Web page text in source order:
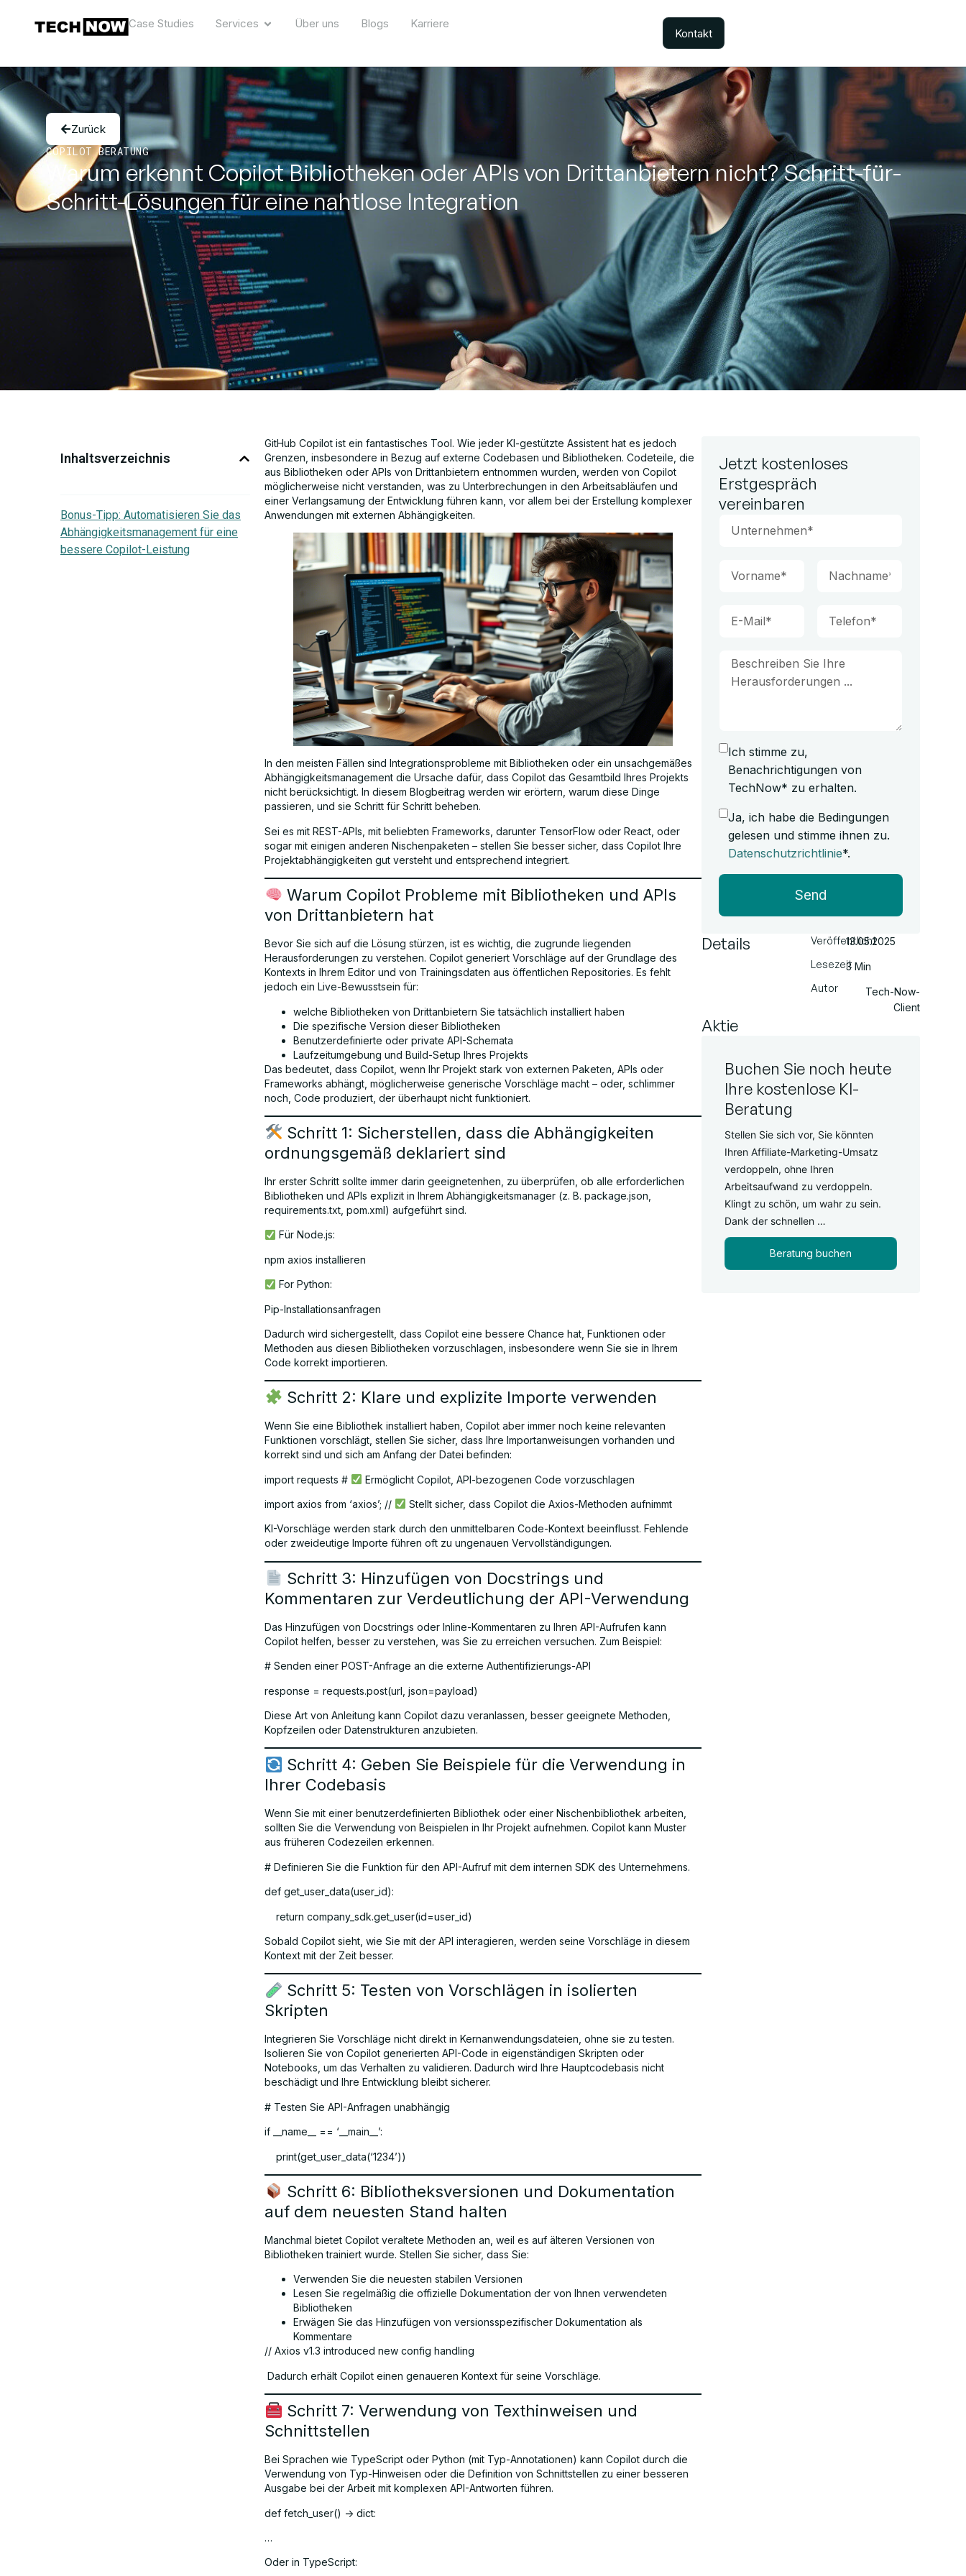
Case Studies Services Über uns Blogs Karriere
Kontakt
Zurück
COPILOT BERATUNG
Warum erkennt Copilot Bibliotheken oder APIs von Drittanbietern nicht? Schritt-für-
Schritt-Lösungen für eine nahtlose Integration
Inhaltsverzeichnis
Bonus-Tipp: Automatisieren Sie das
Abhängigkeitsmanagement für eine
bessere Copilot-Leistung
GitHub Copilot ist ein fantastisches Tool. Wie jeder KI-gestützte Assistent hat es jedoch
Grenzen, insbesondere in Bezug auf externe Codebasen und Bibliotheken. Codeteile, die
aus Bibliotheken oder APIs von Drittanbietern entnommen wurden, werden von Copilot
möglicherweise nicht verstanden, was zu Unterbrechungen in den Arbeitsabläufen und
einer Verlangsamung der Entwicklung führen kann, vor allem bei der Erstellung komplexer
Anwendungen mit externen Abhängigkeiten.
In den meisten Fällen sind Integrationsprobleme mit Bibliotheken oder ein unsachgemäßes
Abhängigkeitsmanagement die Ursache dafür, dass Copilot das Gesamtbild Ihres Projekts
nicht berücksichtigt. In diesem Blogbeitrag werden wir erörtern, warum diese Dinge
passieren, und sie Schritt für Schritt beheben.
Sei es mit REST-APIs, mit beliebten Frameworks, darunter TensorFlow oder React, oder
sogar mit einigen anderen Nischenpaketen – stellen Sie besser sicher, dass Copilot Ihre
Projektabhängigkeiten gut versteht und entsprechend integriert.
Warum Copilot Probleme mit Bibliotheken und APIs
von Drittanbietern hat
Bevor Sie sich auf die Lösung stürzen, ist es wichtig, die zugrunde liegenden
Herausforderungen zu verstehen. Copilot generiert Vorschläge auf der Grundlage des
Kontexts in Ihrem Editor und von Trainingsdaten aus öffentlichen Repositories. Es fehlt
jedoch ein Live-Bewusstsein für:
welche Bibliotheken von Drittanbietern Sie tatsächlich installiert haben
Die spezifische Version dieser Bibliotheken
Benutzerdefinierte oder private API-Schemata
Laufzeitumgebung und Build-Setup Ihres Projekts
Das bedeutet, dass Copilot, wenn Ihr Projekt stark von externen Paketen, APIs oder
Frameworks abhängt, möglicherweise generische Vorschläge macht – oder, schlimmer
noch, Code produziert, der überhaupt nicht funktioniert.
Schritt 1: Sicherstellen, dass die Abhängigkeiten
ordnungsgemäß deklariert sind
Ihr erster Schritt sollte immer darin geeignetenhen, zu überprüfen, ob alle erforderlichen
Bibliotheken und APIs explizit in Ihrem Abhängigkeitsmanager (z. B. package.json,
requirements.txt, pom.xml) aufgeführt sind.
Für Node.js:
npm axios installieren
For Python:
Pip-Installationsanfragen
Dadurch wird sichergestellt, dass Copilot eine bessere Chance hat, Funktionen oder
Methoden aus diesen Bibliotheken vorzuschlagen, insbesondere wenn Sie sie in Ihrem
Code korrekt importieren.
Schritt 2: Klare und explizite Importe verwenden
Wenn Sie eine Bibliothek installiert haben, Copilot aber immer noch keine relevanten
Funktionen vorschlägt, stellen Sie sicher, dass Ihre Importanweisungen vorhanden und
korrekt sind und sich am Anfang der Datei befinden:
import requests # Ermöglicht Copilot, API-bezogenen Code vorzuschlagen
import axios from ‘axios’; // Stellt sicher, dass Copilot die Axios-Methoden aufnimmt
KI-Vorschläge werden stark durch den unmittelbaren Code-Kontext beeinflusst. Fehlende
oder zweideutige Importe führen oft zu ungenauen Vervollständigungen.
Schritt 3: Hinzufügen von Docstrings und
Kommentaren zur Verdeutlichung der API-Verwendung
Das Hinzufügen von Docstrings oder Inline-Kommentaren zu Ihren API-Aufrufen kann
Copilot helfen, besser zu verstehen, was Sie zu erreichen versuchen. Zum Beispiel:
# Senden einer POST-Anfrage an die externe Authentifizierungs-API
response = requests.post(url, json=payload)
Diese Art von Anleitung kann Copilot dazu veranlassen, besser geeignete Methoden,
Kopfzeilen oder Datenstrukturen anzubieten.
Schritt 4: Geben Sie Beispiele für die Verwendung in
Ihrer Codebasis
Wenn Sie mit einer benutzerdefinierten Bibliothek oder einer Nischenbibliothek arbeiten,
sollten Sie die Verwendung von Beispielen in Ihr Projekt aufnehmen. Copilot kann Muster
aus früheren Codezeilen erkennen.
# Definieren Sie die Funktion für den API-Aufruf mit dem internen SDK des Unternehmens.
def get_user_data(user_id):
return company_sdk.get_user(id=user_id)
Sobald Copilot sieht, wie Sie mit der API interagieren, werden seine Vorschläge in diesem
Kontext mit der Zeit besser.
Schritt 5: Testen von Vorschlägen in isolierten
Skripten
Integrieren Sie Vorschläge nicht direkt in Kernanwendungsdateien, ohne sie zu testen.
Isolieren Sie von Copilot generierten API-Code in eigenständigen Skripten oder
Notebooks, um das Verhalten zu validieren. Dadurch wird Ihre Hauptcodebasis nicht
beschädigt und Ihre Entwicklung bleibt sicherer.
# Testen Sie API-Anfragen unabhängig
if __name__ == ‘__main__’:
print(get_user_data(‘1234’))
Schritt 6: Bibliotheksversionen und Dokumentation
auf dem neuesten Stand halten
Manchmal bietet Copilot veraltete Methoden an, weil es auf älteren Versionen von
Bibliotheken trainiert wurde. Stellen Sie sicher, dass Sie:
Verwenden Sie die neuesten stabilen Versionen
Lesen Sie regelmäßig die offizielle Dokumentation der von Ihnen verwendeten
Bibliotheken
Erwägen Sie das Hinzufügen von versionsspezifischer Dokumentation als
Kommentare
// Axios v1.3 introduced new config handling
Dadurch erhält Copilot einen genaueren Kontext für seine Vorschläge.
Schritt 7: Verwendung von Texthinweisen und
Schnittstellen
Bei Sprachen wie TypeScript oder Python (mit Typ-Annotationen) kann Copilot durch die
Verwendung von Typ-Hinweisen oder die Definition von Schnittstellen zu einer besseren
Ausgabe bei der Arbeit mit komplexen API-Antworten führen.
def fetch_user() -> dict:
…
Oder in TypeScript:
Jetzt kostenloses
Erstgespräch
vereinbaren
Ich stimme zu,
Benachrichtigungen von
TechNow* zu erhalten.
Ja, ich habe die Bedingungen
gelesen und stimme ihnen zu.
Datenschutzrichtlinie*.
Send
Details
Veröffentlicht
Lesezeit
Autor
13.05.2025
3 Min
Tech-Now-
Client
Aktie
Buchen Sie noch heute
Ihre kostenlose KI-
Beratung
Stellen Sie sich vor, Sie könnten
Ihren Affiliate-Marketing-Umsatz
verdoppeln, ohne Ihren
Arbeitsaufwand zu verdoppeln.
Klingt zu schön, um wahr zu sein.
Dank der schnellen …
Beratung buchen